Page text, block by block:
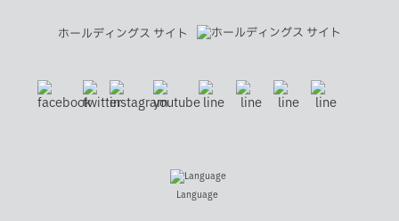
ホールディングス サイト
Language